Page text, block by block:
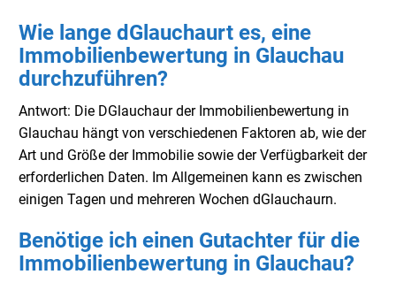
Wie lange dGlauchaurt es, eine
Immobilienbewertung in Glauchau
durchzuführen?
Antwort: Die DGlauchaur der Immobilienbewertung in
Glauchau hängt von verschiedenen Faktoren ab, wie der
Art und Größe der Immobilie sowie der Verfügbarkeit der
erforderlichen Daten. Im Allgemeinen kann es zwischen
einigen Tagen und mehreren Wochen dGlauchaurn.
Benötige ich einen Gutachter für die
Immobilienbewertung in Glauchau?